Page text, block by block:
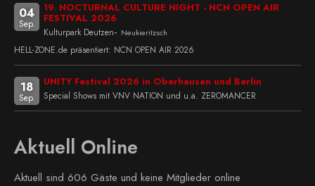
04
Sep.
19. NOCTURNAL CULTURE NIGHT - NCN OPEN AIR
FESTIVAL 2026
Kulturpark Deutzen- Neukieritzsch
HELL-ZONE.de präsentiert: NCN OPEN AIR 2026
18
Sep.
UNITY Festival 2026 in Oberhausen und Berlin
Special Shows mit VNV NATION und u.a. ZEROMANCER
Aktuell Online
Aktuell sind 606 Gäste und keine Mitglieder online